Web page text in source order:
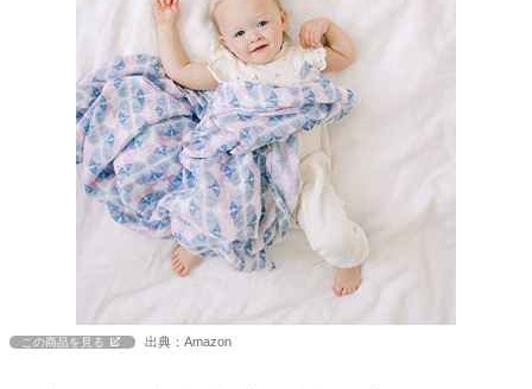
この商品を見る 出典：Amazon